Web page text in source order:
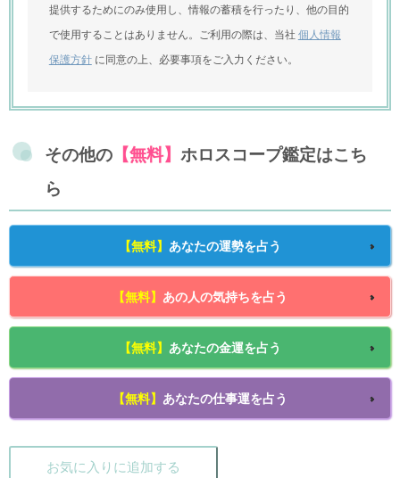
提供するためにのみ使用し、情報の蓄積を行ったり、他の目的
で使用することはありません。ご利用の際は、当社 個人情報
保護方針に同意の上、必要事項をご入力ください。
その他の 【無料】 ホロスコープ鑑定はこち
ら
【無料】 あなたの運勢を占う
【無料】 あの人の気持ちを占う
【無料】 あなたの金運を占う
【無料】 あなたの仕事運を占う
お気に入りに追加する